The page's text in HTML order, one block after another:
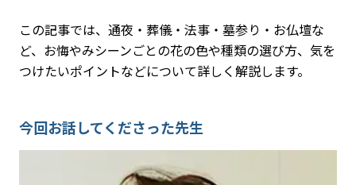
この記事では、通夜・葬儀・法事・墓参り・お仏壇な
ど、お悔やみシーンごとの花の色や種類の選び方、気を
つけたいポイントなどについて詳しく解説します。
今回お話してくださった先生